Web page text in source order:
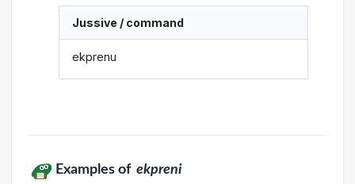
Jussive / command
ekprenu
Examples of ekpreni